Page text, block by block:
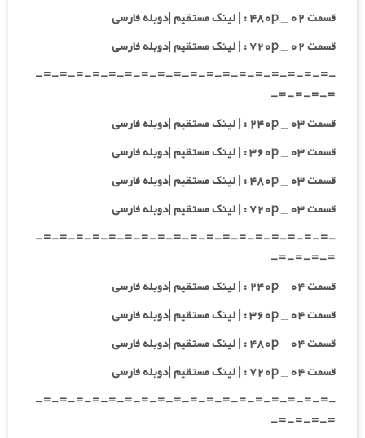
قسمت ۰۲ _ ۴۸۰p : | لینک مستقیم |دوبله فارسی
قسمت ۰۲ _ ۷۲۰p : | لینک مستقیم |دوبله فارسی
-=-=-=-=-=-=-=-=-=-=-=-=-=-=-=-=-=-=-
=-=-=-=-
قسمت ۰۳ _ ۲۴۰p : | لینک مستقیم |دوبله فارسی
قسمت ۰۳ _ ۳۶۰p : | لینک مستقیم |دوبله فارسی
قسمت ۰۳ _ ۴۸۰p : | لینک مستقیم |دوبله فارسی
قسمت ۰۳ _ ۷۲۰p : | لینک مستقیم |دوبله فارسی
-=-=-=-=-=-=-=-=-=-=-=-=-=-=-=-=-=-=-
=-=-=-=-
قسمت ۰۴ _ ۲۴۰p : | لینک مستقیم |دوبله فارسی
قسمت ۰۴ _ ۳۶۰p : | لینک مستقیم |دوبله فارسی
قسمت ۰۴ _ ۴۸۰p : | لینک مستقیم |دوبله فارسی
قسمت ۰۴ _ ۷۲۰p : | لینک مستقیم |دوبله فارسی
-=-=-=-=-=-=-=-=-=-=-=-=-=-=-=-=-=-=-
=-=-=-=-